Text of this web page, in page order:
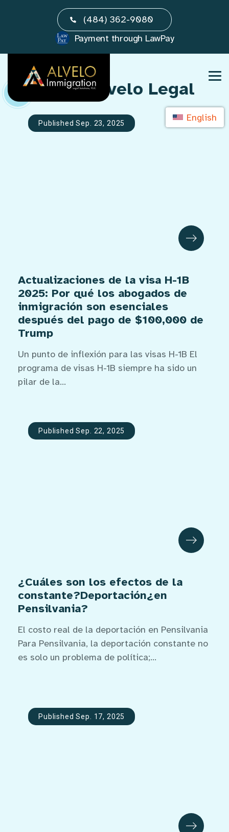
(484) 362-9080
Payment through LawPay
English
Autor:Alvelo Legal
Published Sep. 23, 2025
Actualizaciones de la visa H-1B
2025: Por qué los abogados de
inmigración son esenciales
después del pago de $100,000 de
Trump
Un punto de inflexión para las visas H-1B El
programa de visas H-1B siempre ha sido un
pilar de la...
Published Sep. 22, 2025
¿Cuáles son los efectos de la
constante?Deportación¿en
Pensilvania?
El costo real de la deportación en Pensilvania
Para Pensilvania, la deportación constante no
es solo un problema de política;...
Published Sep. 17, 2025